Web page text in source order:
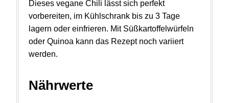
Dieses vegane Chili lässt sich perfekt
vorbereiten, im Kühlschrank bis zu 3 Tage
lagern oder einfrieren. Mit Süßkartoffelwürfeln
oder Quinoa kann das Rezept noch variiert
werden.
Nährwerte